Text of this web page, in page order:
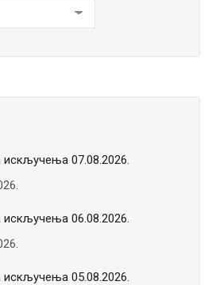
искључења 07.08.2026.
искључења 06.08.2026.
искључења 05.08.2026.